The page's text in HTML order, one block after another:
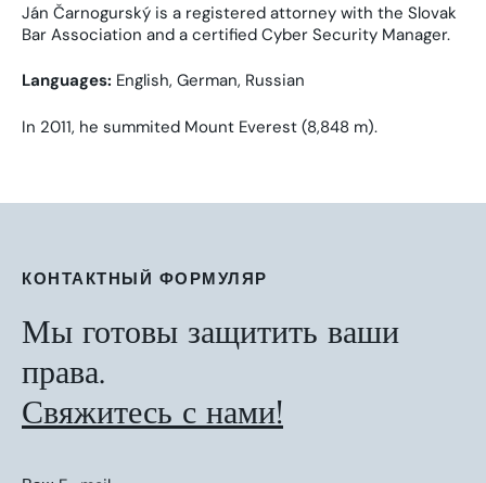
Ján Čarnogurský is a registered attorney with the Slovak
Bar Association and a certified Cyber Security Manager.
Languages: English, German, Russian
In 2011, he summited Mount Everest (8,848 m).
КОНТАКТНЫЙ ФОРМУЛЯР
Мы готовы защитить ваши
права.
Свяжитесь с нами!